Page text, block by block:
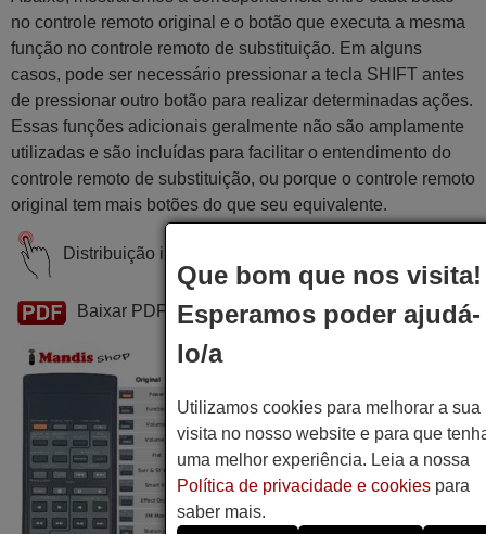
no controle remoto original e o botão que executa a mesma
função no controle remoto de substituição. Em alguns
casos, pode ser necessário pressionar a tecla SHIFT antes
de pressionar outro botão para realizar determinadas ações.
Essas funções adicionais geralmente não são amplamente
utilizadas e são incluídas para facilitar o entendimento do
controle remoto de substituição, ou porque o controle remoto
original tem mais botões do que seu equivalente.
Distribuição interativa de teclas
Baixar PDF
Que bom que nos visita!
Esperamos poder ajudá-
lo/a
Utilizamos cookies para melhorar a sua
visita no nosso website e para que
uma melhor experiência. Leia a nossa
Política de privacidade e cookiespara
saber mais.